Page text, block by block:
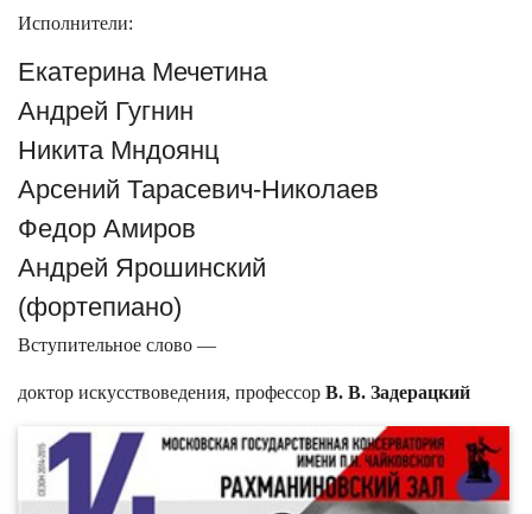
Исполнители:
Екатерина Мечетина
Андрей Гугнин
Никита Мндоянц
Арсений Тарасевич-Николаев
Федор Амиров
Андрей Ярошинский
(фортепиано)
Вступительное слово —
доктор искусствоведения, профессор В. В. Задерацкий